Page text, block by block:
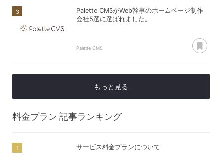
Palette CMSがWeb幹事のホームページ制作
会社5選に選ばれました。
Palette CMS
もっと見る
料金プラン 記事ランキング
サービス料金プランについて